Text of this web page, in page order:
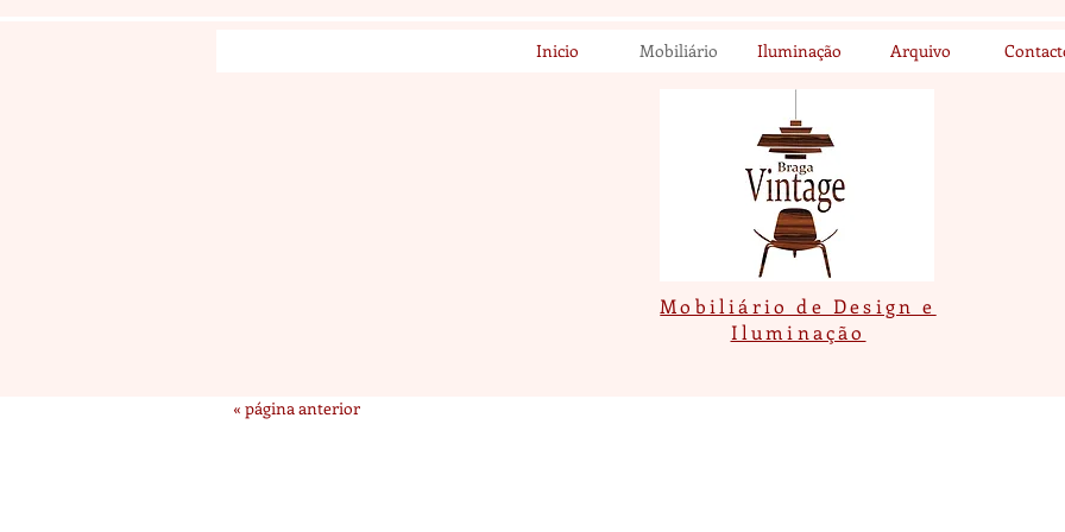
Inicio Mobiliário Iluminação Arquivo
Mobiliário de Design e
Iluminação
« página anterior